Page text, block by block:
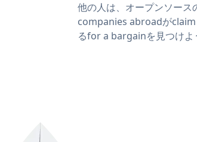
他の人は、オープンソー
companies abroadが
るfor a bargainを見つけよ